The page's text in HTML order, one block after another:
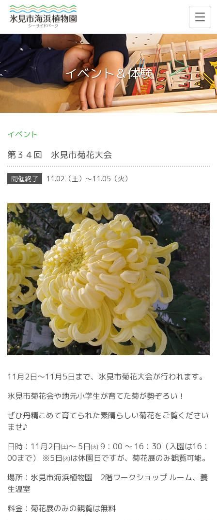
イベント＆体験
イベント
第３４回 氷見市菊花大会
11.02（土）〜11.05（火）
11月2日～11月5日まで、氷見市菊花大会が行われます。
氷見市菊花会や地元小学生が育てた菊が勢ぞろい！
ぜひ丹精こめて育てられた素晴らしい菊花をご覧ください
ませ♪
日時：11月2日㈯～ 5日㈫ 9：00 ～ 16：30（入園は16：
00まで） ※5日㈫は休園日ですが、菊花展のみ観覧可能。
場所：氷見市海浜植物園 2階ワークショップ ルーム、養
生温室
料金：菊花展のみの観覧は無料